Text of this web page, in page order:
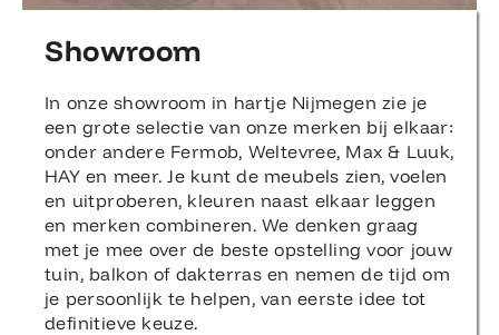
Showroom
In onze showroom in hartje Nijmegen zie je
een grote selectie van onze merken bij elkaar:
onder andere Fermob, Weltevree, Max & Luuk,
HAY en meer. Je kunt de meubels zien, voelen
en uitproberen, kleuren naast elkaar leggen
en merken combineren. We denken graag
met je mee over de beste opstelling voor jouw
tuin, balkon of dakterras en nemen de tijd om
je persoonlijk te helpen, van eerste idee tot
definitieve keuze.